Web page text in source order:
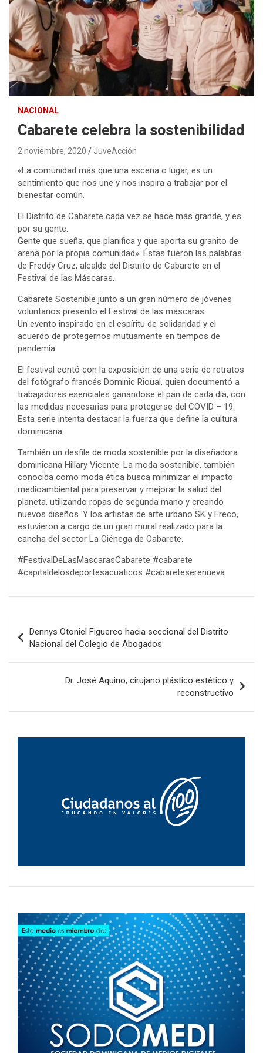
NACIONAL
Cabarete celebra la sostenibilidad
2 noviembre, 2020 JuveAcción
«La comunidad más que una escena o lugar, es un
sentimiento que nos une y nos inspira a trabajar por el
bienestar común.
El Distrito de Cabarete cada vez se hace más grande, y es
por su gente.
Gente que sueña, que planifica y que aporta su granito de
arena por la propia comunidad». Éstas fueron las palabras
de Freddy Cruz, alcalde del Distrito de Cabarete en el
Festival de las Máscaras.
Cabarete Sostenible junto a un gran número de jóvenes
voluntarios presento el Festival de las máscaras.
Un evento inspirado en el espíritu de solidaridad y el
acuerdo de protegernos mutuamente en tiempos de
pandemia.
El festival contó con la exposición de una serie de retratos
del fotógrafo francés Dominic Rioual, quien documentó a
trabajadores esenciales ganándose el pan de cada día, con
las medidas necesarias para protegerse del COVID – 19.
Esta serie intenta destacar la fuerza que define la cultura
dominicana.
También un desfile de moda sostenible por la diseñadora
dominicana Hillary Vicente. La moda sostenible, también
conocida como moda ética busca minimizar el impacto
medioambiental para preservar y mejorar la salud del
planeta, utilizando ropas de segunda mano y creando
nuevos diseños. Y los artistas de arte urbano SK y Freco,
estuvieron a cargo de un gran mural realizado para la
cancha del sector La Ciénega de Cabarete.
#FestivalDeLasMascarasCabarete #cabarete
#capitaldelosdeportesacuaticos #cabareteserenueva
de
entradas
Dennys Otoniel Figuereo hacia seccional del Distrito
Nacional del Colegio de Abogados
Dr. José Aquino, cirujano plástico estético y
reconstructivo